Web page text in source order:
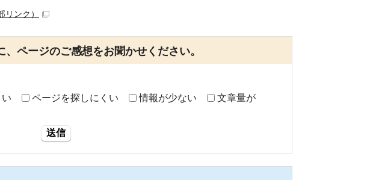
リンク）
ページのご感想をお聞かせください。
ページを探しにくい 情報が少ない
文章量が
送信